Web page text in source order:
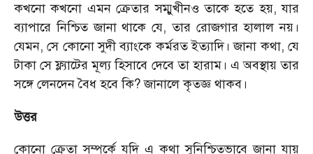
কখনো কখনো এমন ক্রেতার সম্মুখীনও তাকে হতে হয়, যার
ব্যাপারে নিশ্চিত জানা থাকে যে, তার রোজগার হালাল নয়।
যেমন, সে কোনো সুদী ব্যাংকে কর্মরত ইত্যাদি। জানা কথা, যে
টাকা সে ফ্ল্যাটের মূল্য হিসাবে দেবে তা হারাম। এ অবস্থায় তার
সঙ্গে লেনদেন বৈধ হবে কি? জানালে কৃতজ্ঞ থাকব।
উত্তর
কোনো ক্রেতা সম্পর্কে যদি এ কথা সুনিশ্চিতভাবে জানা যায়